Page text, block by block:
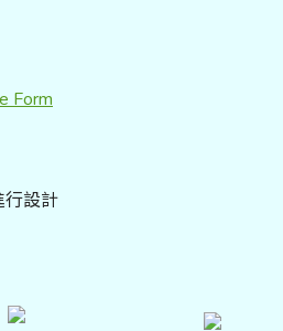
Form
行設計